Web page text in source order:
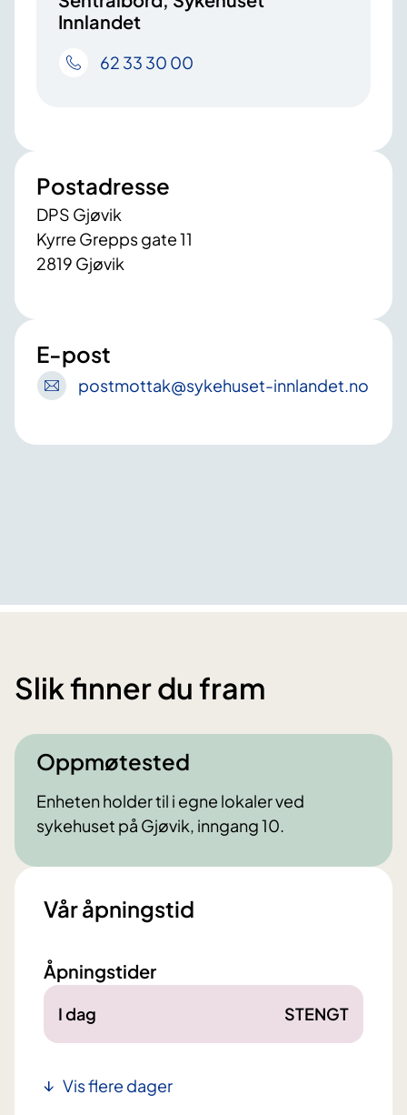
Innlandet
62 33 30 00
Postadresse
DPS Gjøvik
Kyrre Grepps gate 11
2819 Gjøvik
E-post
postmottak@sykehuset-innlandet.no
Slik finner du fram
Oppmøtested
Enheten holder til i egne lokaler ved
sykehuset på Gjøvik, inngang 10.
Vår åpningstid
Åpningstider
I dag STENGT
Vis flere dager